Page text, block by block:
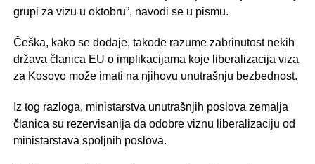
grupi za vizu u oktobru”, navodi se u pismu.
Češka, kako se dodaje, takođe razume zabrinutost nekih
država članica EU o implikacijama koje liberalizacija viza
za Kosovo može imati na njihovu unutrašnju bezbednost.
Iz tog razloga, ministarstva unutrašnjih poslova zemalja
članica su rezervisanija da odobre viznu liberalizaciju od
ministarstava spoljnih poslova.